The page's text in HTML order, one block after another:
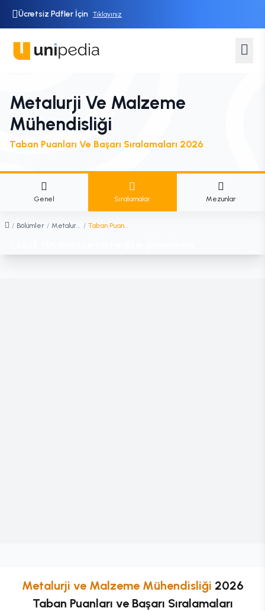
Ücretsiz Pdfler İçin Tıklayınız
Metalurji Ve Malzeme
Mühendisliği
Taban Puanları Ve Başarı Sıralamaları 2026
Genel Sıralamalar Mezunlar
/ Bölümler / Metalurji ve Malzeme Mühendisliği / Taban Puanları ve Sıralamaları
Metalurji ve Malzeme Mühendisliği 2026
Taban Puanları ve Başarı Sıralamaları